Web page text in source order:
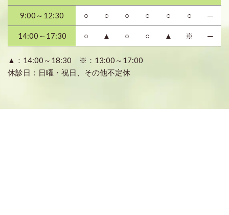
9:00～12:30 ○ ○ ○ ○ ○ ○ ─
14:00～17:30 ○ ▲ ○ ○ ▲ ※ ─
▲：14:00～18:30 ※：13:00～17:00
休診日：日曜・祝日、その他不定休